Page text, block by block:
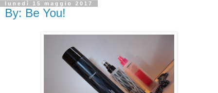
lunedì 15 maggio 2017
By: Be You!